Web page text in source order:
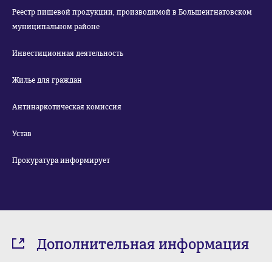
Реестр пищевой продукции, производимой в Большеигнатовском
муниципальном районе
Инвестиционная деятельность
Жилье для граждан
Антинаркотическая комиссия
Устав
Прокуратура информирует
Дополнительная информация